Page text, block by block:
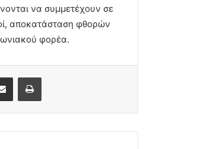
να συμμετέχουν σε
αποκατάσταση φθορών
φορέα.
Share via Email Print